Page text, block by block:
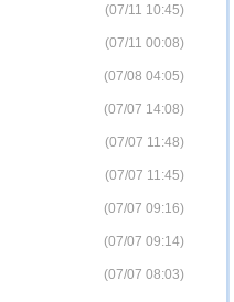
(07/11 10:45)
(07/11 00:08)
(07/08 04:05)
(07/07 14:08)
(07/07 11:48)
(07/07 11:45)
(07/07 09:16)
(07/07 09:14)
(07/07 08:03)